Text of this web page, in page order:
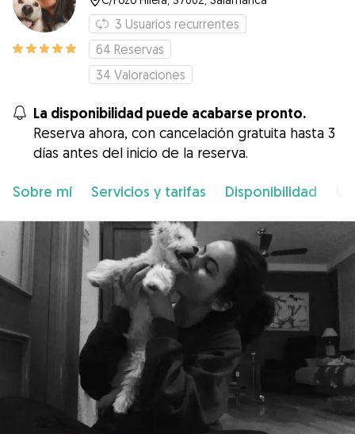
3 Usuarios recurrentes
64 Reservas
34 Valoraciones
La disponibilidad puede acabarse pronto.
Reserva ahora, con cancelación gratuita hasta 3
días antes del inicio de la reserva.
Sobre mí Servicios y tarifas Disponibilidad